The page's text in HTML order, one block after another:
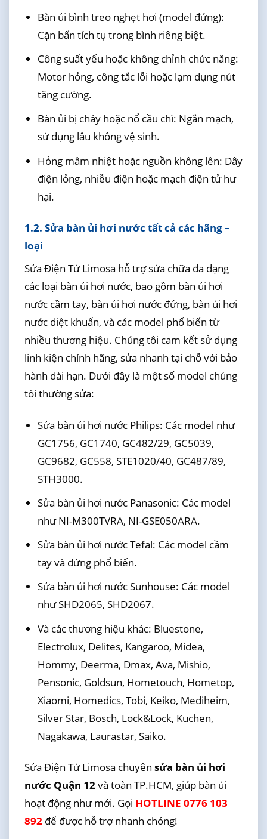
Bàn ủi bình treo nghẹt hơi (model đứng):
Cặn bẩn tích tụ trong bình riêng biệt.
Công suất yếu hoặc không chỉnh chức năng:
Motor hỏng, công tắc lỗi hoặc lạm dụng nút
tăng cường.
Bàn ủi bị cháy hoặc nổ cầu chì: Ngắn mạch,
sử dụng lâu không vệ sinh.
Hỏng mâm nhiệt hoặc nguồn không lên: Dây
điện lỏng, nhiễu điện hoặc mạch điện tử hư
hại.
1.2. Sửa bàn ủi hơi nước tất cả các hãng –
loại
Sửa Điện Tử Limosa hỗ trợ sửa chữa đa dạng
các loại bàn ủi hơi nước, bao gồm bàn ủi hơi
nước cầm tay, bàn ủi hơi nước đứng, bàn ủi hơi
nước diệt khuẩn, và các model phổ biến từ
nhiều thương hiệu. Chúng tôi cam kết sử dụng
linh kiện chính hãng, sửa nhanh tại chỗ với bảo
hành dài hạn. Dưới đây là một số model chúng
tôi thường sửa:
Sửa bàn ủi hơi nước Philips: Các model như
GC1756, GC1740, GC482/29, GC5039,
GC9682, GC558, STE1020/40, GC487/89,
STH3000.
Sửa bàn ủi hơi nước Panasonic: Các model
như NI-M300TVRA, NI-GSE050ARA.
Sửa bàn ủi hơi nước Tefal: Các model cầm
tay và đứng phổ biến.
Sửa bàn ủi hơi nước Sunhouse: Các model
như SHD2065, SHD2067.
Và các thương hiệu khác: Bluestone,
Electrolux, Delites, Kangaroo, Midea,
Hommy, Deerma, Dmax, Ava, Mishio,
Pensonic, Goldsun, Hometouch, Hometop,
Xiaomi, Homedics, Tobi, Keiko, Mediheim,
Silver Star, Bosch, Lock&Lock, Kuchen,
Nagakawa, Laurastar, Saiko.
Sửa Điện Tử Limosa chuyên sửa bàn ủi hơi
nước Quận 12và toàn TP.HCM, giúp bàn ủi
hoạt động như mới. Gọi HOTLINE 0776 103
892để được hỗ trợ nhanh chóng!